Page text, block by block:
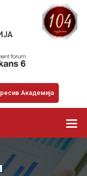
Академија